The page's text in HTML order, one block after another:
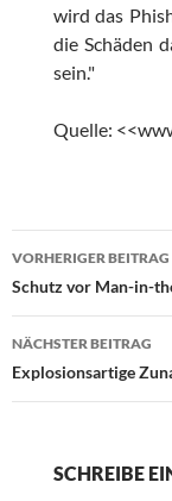
wird das
die Schäden
sein."
Quelle:
VORHERIGER BEITRAG
Schutz vor Man-in-
NÄCHSTER BEITRAG
Explosionsartige
SCHREIBE